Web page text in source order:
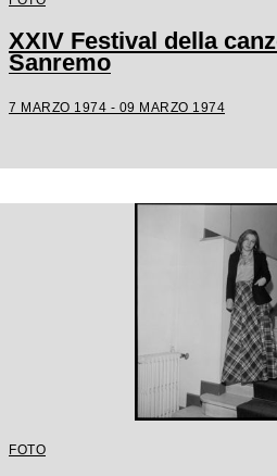
XXIV Festival della
Sanremo
7 MARZO 1974 - 09 MARZO 1974
FOTO